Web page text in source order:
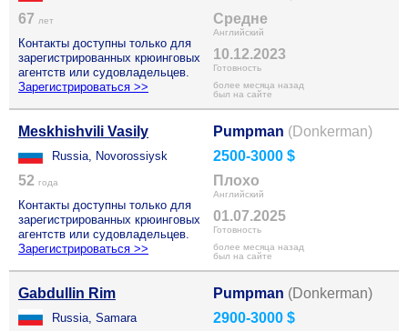
67 лет
Контакты доступны только для
зарегистрированных крюинговых
агентств или судовладельцев.
Зарегистрироваться >>
Средне
Английский
10.12.2023
Готовность
более месяца назад
был на сайте
Meskhishvili Vasily
Russia, Novorossiysk
52 года
Контакты доступны только для
зарегистрированных крюинговых
агентств или судовладельцев.
Зарегистрироваться >>
Pumpman (Donkerman)
2500-3000 $
Плохо
Английский
01.07.2025
Готовность
более месяца назад
был на сайте
Gabdullin Rim
Russia, Samara
Pumpman (Donkerman)
2900-3000 $